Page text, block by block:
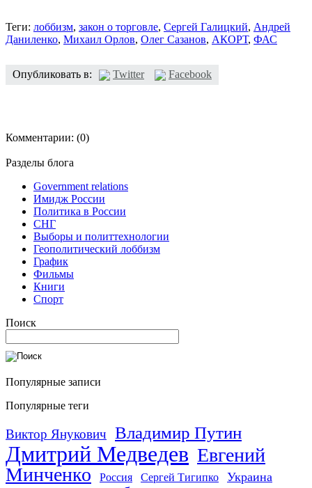
Теги: лоббизм, закон о торговле, Сергей Галицкий, Андрей
Даниленко, Михаил Орлов, Олег Сазанов, АКОРТ, ФАС
Опубликовать в: Twitter Facebook
Комментарии: (0)
Разделы блога
Government relations
Имидж России
Политика в России
СНГ
Выборы и политтехнологии
Геополитический лоббизм
График
Фильмы
Книги
Спорт
Поиск
Популярные записи
Популярные теги
Виктор Янукович Владимир Путин
Дмитрий Медведев Евгений
Минченко
Россия Сергей Тигипко Украина